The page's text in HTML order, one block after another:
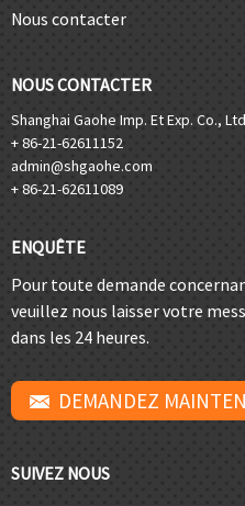
Nous contacter
NOUS CONTACTER
Shanghai Gaohe Imp. Et Exp. Co.,
+ 86-21-62611152
admin@shgaohe.com
+ 86-21-62611089
ENQUÊTE
Pour toute demande
veuillez nous laisser votre
dans les 24 heures.
DEMANDEZ
SUIVEZ NOUS